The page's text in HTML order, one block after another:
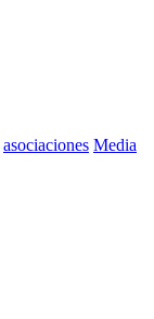
asociaciones Media